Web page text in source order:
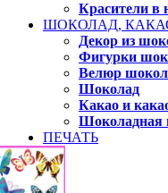
Красители в
ШОКОЛАД,
Декор из
Фигурки
Велюр
Шоколад
Какао и
Шоколадная
ПЕЧАТЬ